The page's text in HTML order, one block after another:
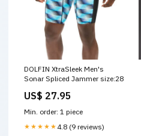
DOLFIN XtraSleek Men's
Sonar Spliced Jammer size:28
US$ 27.95
Min. order: 1 piece
★★★★★ 4.8 (9 reviews)